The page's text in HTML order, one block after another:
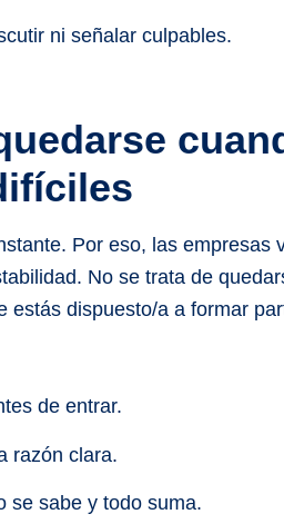
ni señalar culpables.
Por eso, las empresas
No se trata de
estás dispuesto/a a formar
de entrar.
razón clara.
se sabe y todo suma.